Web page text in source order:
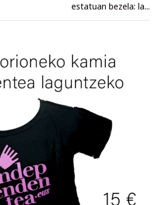
estatuan bezela: la...